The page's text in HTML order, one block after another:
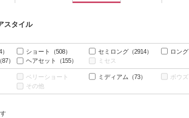
スタイル
ショート （508） セミロング （2914） ロング
（87） ヘアセット （155） ミセス
ベリーショート ミディアム （73）
ボウズ
その他